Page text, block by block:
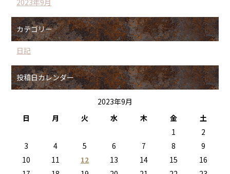
カテゴリー
日記
投稿日カレンダー
2023年9月
日
月 火 水 木 金
土
1
2
3
4 5 6 7 8
9
10
11 12 13 14 15
16